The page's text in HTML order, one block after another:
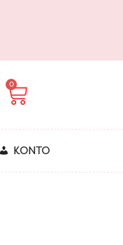
0
Varukorg
KONTO